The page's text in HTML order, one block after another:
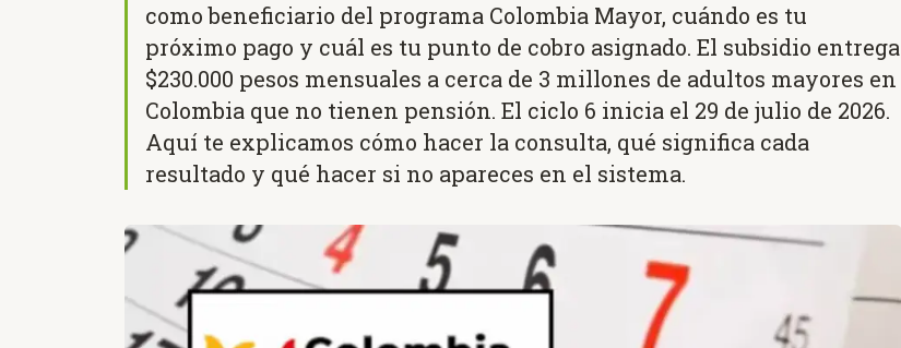
como beneficiario del programa Colombia Mayor, cuándo es tu
próximo pago y cuál es tu punto de cobro asignado. El subsidio entrega
$230.000 pesos mensuales a cerca de 3 millones de adultos mayores en
Colombia que no tienen pensión. El ciclo 6 inicia el 29 de julio de 2026.
Aquí te explicamos cómo hacer la consulta, qué significa cada
resultado y qué hacer si no apareces en el sistema.